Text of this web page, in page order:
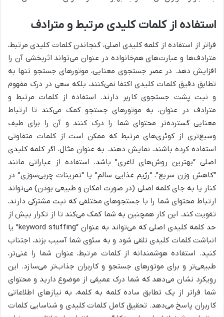
استفاده از کلمات کلیدی مرتبط و مترادف
فراتر از استفاده از کلمه کلیدی اصلی، گنجاندن کلمات کلیدی مرتبط،
مترادف‌ها و عبارت‌های هم‌خانواده در عنوان می‌تواند اثربخشی آن را
افزایش دهد. در عصر جستجوی معنایی، موتورهای جستجو تنها به
تطابق دقیق کلمات کلیدی اکتفا نمی‌کنند، بلکه سعی در درک مفهوم
و نیت پشت جستجوی کاربر دارند. استفاده از کلمات مرتبط و
مترادف در عنوان، به موتورهای جستجو کمک می‌کند تا ارتباط
معنایی گسترده‌تر محتوای شما را درک کنند و آن را برای طیف
وسیع‌تری از کوئری‌های مرتبط که ممکن است از کلمات متفاوتی
استفاده کرده باشند، نمایش دهند. به عنوان مثال، اگر کلمه کلیدی
اصلی “بهترین روش‌های لاغری” باشد، استفاده از عباراتی مانند
“کاهش وزن سریع”، “رژیم غذایی سالم” یا “تمرینات چربی‌سوزی” در
کنار یا به جای کلمه اصلی (در صورت امکان و طبیعی بودن) می‌تواند
ارتباط محتوای شما را با جستجوهای مختلفی که نیت مشترکی دارند،
تقویت کند. این کار همچنین به شما کمک می‌کند تا از تکرار بیش از
حد کلمه کلیدی اصلی که می‌تواند به عنوان “keyword stuffing” یا
انباشت کلمات کلیدی تلقی شود و به سئوی شما آسیب بزند، اجتناب
کنید. استفاده هوشمندانه از کلمات مرتبط، عنوان شما را غنی‌تر،
طبیعی‌تر و برای موتورهای جستجو و کاربران جذاب‌تر می‌سازد. این
رویکرد نشان می‌دهد که شما درک عمیقی از موضوع دارید و محتوای
شما فراتر از یک تطابق ساده کلمه به کلمه، به نیازهای اطلاعاتی
کاربران پاسخ می‌دهد. تحقیق کامل کلمات کلیدی و شناسایی کلمات